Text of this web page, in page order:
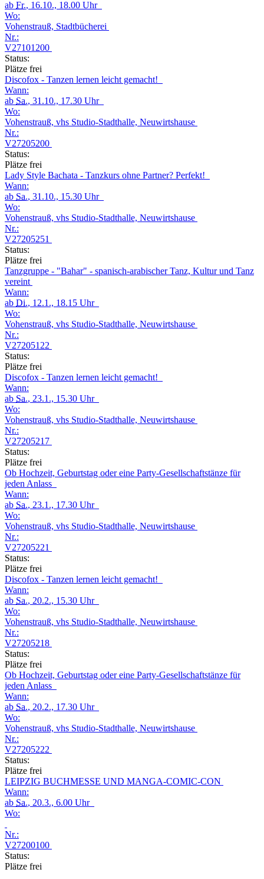
ab Fr., 16.10., 18.00 Uhr
Wo:
Vohenstrauß, Stadtbücherei
Nr.:
V27101200
Status:
Plätze frei
Discofox - Tanzen lernen leicht gemacht!
Wann:
ab Sa., 31.10., 17.30 Uhr
Wo:
Vohenstrauß, vhs Studio-Stadthalle, Neuwirtshause
Nr.:
V27205200
Status:
Plätze frei
Lady Style Bachata - Tanzkurs ohne Partner? Perfekt!
Wann:
ab Sa., 31.10., 15.30 Uhr
Wo:
Vohenstrauß, vhs Studio-Stadthalle, Neuwirtshause
Nr.:
V27205251
Status:
Plätze frei
Tanzgruppe - "Bahar" - spanisch-arabischer Tanz, Kultur und Tanz
vereint
Wann:
ab Di., 12.1., 18.15 Uhr
Wo:
Vohenstrauß, vhs Studio-Stadthalle, Neuwirtshause
Nr.:
V27205122
Status:
Plätze frei
Discofox - Tanzen lernen leicht gemacht!
Wann:
ab Sa., 23.1., 15.30 Uhr
Wo:
Vohenstrauß, vhs Studio-Stadthalle, Neuwirtshause
Nr.:
V27205217
Status:
Plätze frei
Ob Hochzeit, Geburtstag oder eine Party-Gesellschaftstänze für
jeden Anlass
Wann:
ab Sa., 23.1., 17.30 Uhr
Wo:
Vohenstrauß, vhs Studio-Stadthalle, Neuwirtshause
Nr.:
V27205221
Status:
Plätze frei
Discofox - Tanzen lernen leicht gemacht!
Wann:
ab Sa., 20.2., 15.30 Uhr
Wo:
Vohenstrauß, vhs Studio-Stadthalle, Neuwirtshause
Nr.:
V27205218
Status:
Plätze frei
Ob Hochzeit, Geburtstag oder eine Party-Gesellschaftstänze für
jeden Anlass
Wann:
ab Sa., 20.2., 17.30 Uhr
Wo:
Vohenstrauß, vhs Studio-Stadthalle, Neuwirtshause
Nr.:
V27205222
Status:
Plätze frei
LEIPZIG BUCHMESSE UND MANGA-COMIC-CON
Wann:
ab Sa., 20.3., 6.00 Uhr
Wo:
Nr.:
V27200100
Status:
Plätze frei